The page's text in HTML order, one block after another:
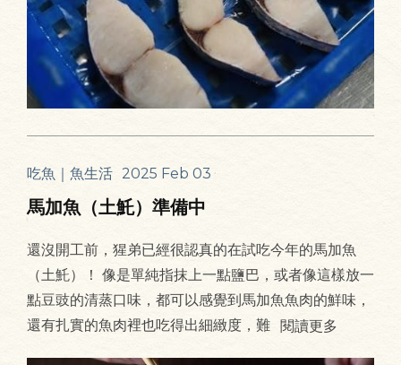
吃魚｜魚生活 2025 Feb 03
馬加魚（土魠）準備中
還沒開工前，猩弟已經很認真的在試吃今年的馬加魚
（土魠）！ 像是單純指抹上一點鹽巴，或者像這樣放一
點豆豉的清蒸口味，都可以感覺到馬加魚魚肉的鮮味，
還有扎實的魚肉裡也吃得出細緻度，難 閱讀更多